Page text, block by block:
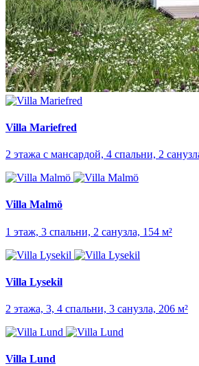
Villa Mariefred
2 этажа с мансардой, 4 спальни, 2
Villa Malmö
1 этаж, 3 спальни, 2 санузла, 154 м²
Villa Lysekil
2 этажа, 3, 4 спальни, 3 санузла, 206 м²
Villa Lund